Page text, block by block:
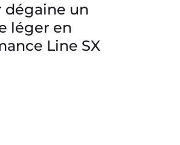
dégaine un
léger en
Line SX